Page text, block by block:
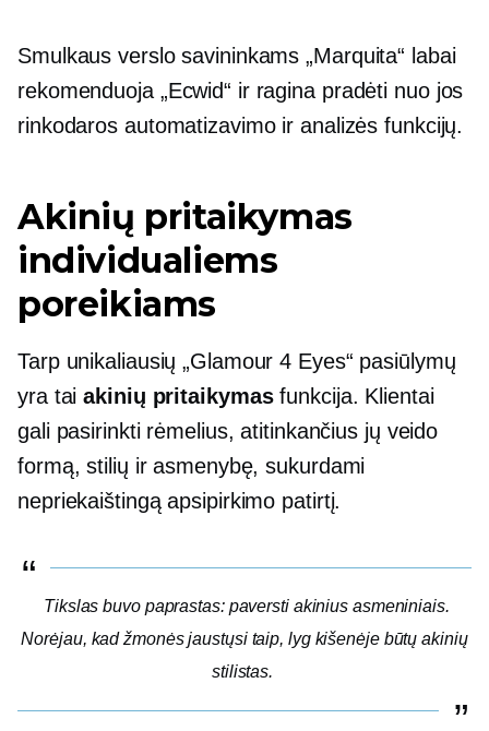
Smulkaus verslo savininkams „Marquita“ labai
rekomenduoja „Ecwid“ ir ragina pradėti nuo jos
rinkodaros automatizavimo ir analizės funkcijų.
Akinių pritaikymas
individualiems
poreikiams
Tarp unikaliausių „Glamour 4 Eyes“ pasiūlymų
yra taiakinių pritaikymasfunkcija. Klientai
gali pasirinkti rėmelius, atitinkančius jų veido
formą, stilių ir asmenybę, sukurdami
nepriekaištingą apsipirkimo patirtį.
Tikslas buvo paprastas: paversti akinius asmeniniais.
Norėjau, kad žmonės jaustųsi taip, lyg kišenėje būtų akinių
stilistas.